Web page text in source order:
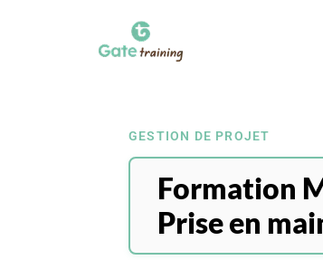
GESTION DE PROJET
Formation
Prise en